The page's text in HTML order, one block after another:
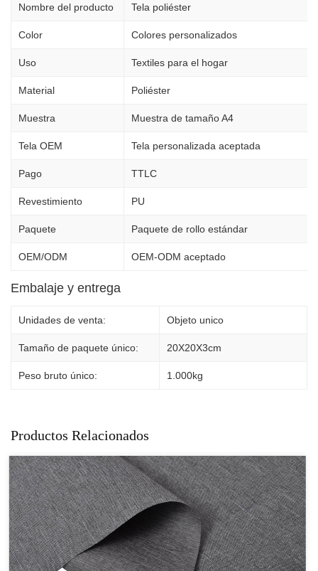
Nombre del producto Tela poliéster
Color Colores personalizados
Uso Textiles para el hogar
Material Poliéster
Muestra Muestra de tamaño A4
Tela OEM Tela personalizada aceptada
Pago TTLC
Revestimiento PU
Paquete Paquete de rollo estándar
OEM/ODM OEM-ODM aceptado
Embalaje y entrega
Unidades de venta: Objeto unico
Tamaño de paquete único: 20X20X3cm
Peso bruto único: 1.000kg
Productos Relacionados